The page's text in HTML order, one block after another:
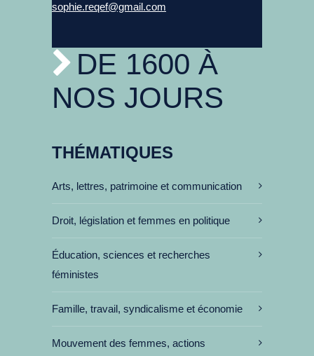
sophie.reqef@gmail.com
DE 1600 À
NOS JOURS
THÉMATIQUES
Arts, lettres, patrimoine et communication
Droit, législation et femmes en politique
Éducation, sciences et recherches
féministes
Famille, travail, syndicalisme et économie
Mouvement des femmes, actions